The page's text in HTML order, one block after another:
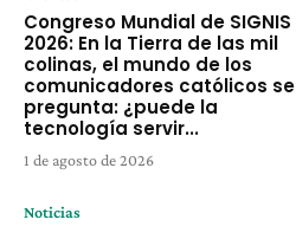
Congreso Mundial de SIGNIS
2026: En la Tierra de las mil
colinas, el mundo de los
comunicadores católicos se
pregunta: ¿puede la
tecnología servir...
1 de agosto de 2026
Noticias